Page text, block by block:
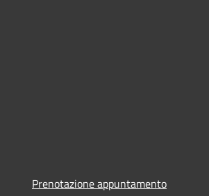
Prenotazione appuntamento